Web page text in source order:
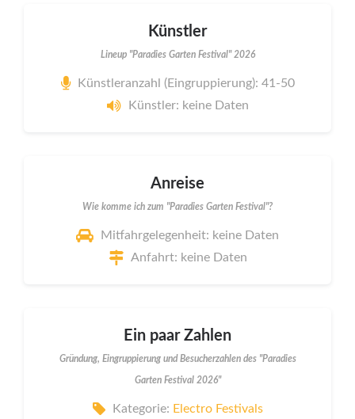
Künstler
Lineup "Paradies Garten Festival" 2026
Künstleranzahl (Eingruppierung): 41-50
Künstler: keine Daten
Anreise
Wie komme ich zum "Paradies Garten Festival"?
Mitfahrgelegenheit: keine Daten
Anfahrt: keine Daten
Ein paar Zahlen
Gründung, Eingruppierung und Besucherzahlen des "Paradies
Garten Festival 2026"
Kategorie: Electro Festivals